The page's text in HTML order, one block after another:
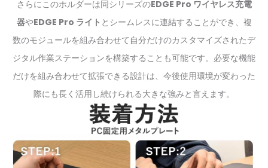
さらにこのホルダーは同シリーズのEDGE Pro ワイヤレス充電
器やEDGE Pro ライト とシームレスに連結することができ、複
数のモジュールを組み合わせて自分だけのカスタマイズされたデ
ジタル作業ステーションを構築することも可能です。必要な機能
だけを組み合わせて拡張できる設計は、今後使用環境が変わった
際にも長く活用し続けられる大きな強みと言えます。